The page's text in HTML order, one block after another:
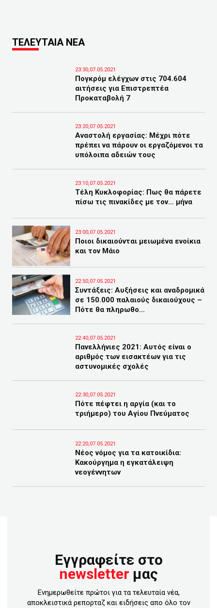
ΤΕΛΕΥΤΑΙΑ ΝΕΑ
23:30,07.05.2021
Πογκρόμ ελέγχων στις 704.604
αιτήσεις για Επιστρεπτέα
Προκαταβολή 7
23:20,07.05.2021
Αναστολή εργασίας: Μέχρι πότε
πρέπει να πάρουν οι εργαζόμενοι τα
υπόλοιπα αδειών τους
23:10,07.05.2021
Τέλη Κυκλοφορίας: Πως θα πάρετε
πίσω τις πινακίδες με τον… μήνα
23:00,07.05.2021
Ποιοι δικαιούνται μειωμένα ενοίκια
και τον Μάιο
22:50,07.05.2021
Συντάξεις: Αυξήσεις και αναδρομικά
σε 150.000 παλαιούς δικαιούχους –
Πότε θα πληρωθο...
22:40,07.05.2021
Πανελλήνιες 2021: Αυτός είναι ο
αριθμός των εισακτέων για τις
αστυνομικές σχολές
22:30,07.05.2021
Πότε πέφτει η αργία (και το
τριήμερο) του Αγίου Πνεύματος
22:20,07.05.2021
Νέος νόμος για τα κατοικίδια:
Κακούργημα η εγκατάλειψη
νεογέννητων
Εγγραφείτε στο
newsletter μας
Ενημερωθείτε πρώτοι για τα τελευταία νέα,
αποκλειστικά ρεπορταζ και ειδήσεις απο όλο τον